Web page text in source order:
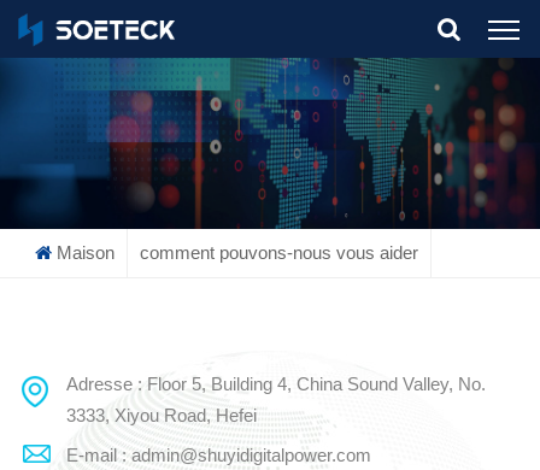
What Are You Looking For?
Maison comment pouvons-nous vous aider
Adresse : Floor 5, Building 4, China Sound Valley, No.
3333, Xiyou Road, Hefei
E-mail : admin@shuyidigitalpower.com